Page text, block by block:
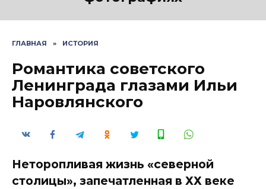
ГЛАВНАЯ » ИСТОРИЯ
Романтика советского
Ленинграда глазами Ильи
Наровлянского
Неторопливая жизнь «северной
столицы», запечатленная в ХХ веке